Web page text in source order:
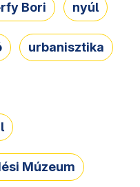
Bori nyúl
urbanisztika
Múzeum